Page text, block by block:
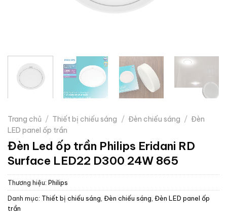
Trang chủ / Thiết bị chiếu sáng / Đèn chiếu sáng / Đèn
LED panel ốp trần
Đèn Led ốp trần Philips Eridani RD
Surface LED22 D300 24W 865
Thương hiệu: Philips
Danh mục: Thiết bị chiếu sáng Đèn chiếu sáng Đèn LED panel ốp
trần